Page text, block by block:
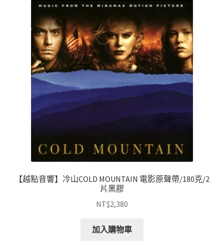
【越點音響】冷山COLD MOUNTAIN 電影原聲帶/180克/2
片黑膠
NT$2,380
加入購物車